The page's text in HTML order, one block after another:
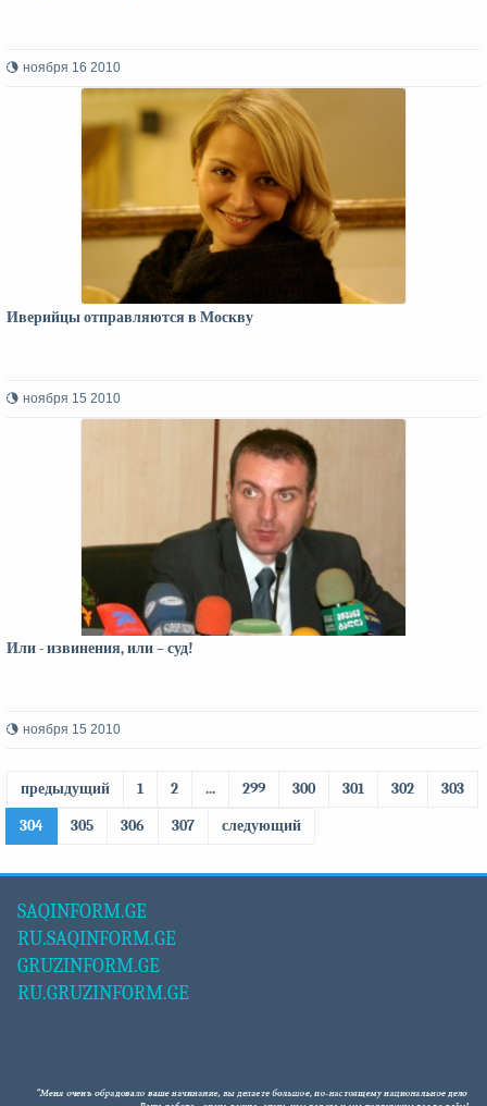
ноября 16 2010
Иверийцы отправляются в Москву
ноября 15 2010
Или - извинения, или – суд!
ноября 15 2010
предыдущий 1 2 ... 299 300 301 302
303
304
305 306 307 следующий
SAQINFORM.GE
RU.SAQINFORM.GE
GRUZINFORM.GE
RU.GRUZINFORM.GE